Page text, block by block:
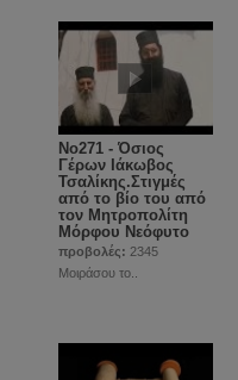
No271 - Όσιος
Γέρων Ιάκωβος
Τσαλίκης.Στιγμές
από το βίο του από
τον Μητροπολίτη
Μόρφου Νεόφυτο
προβολές: 2345
Μοιράσου το..